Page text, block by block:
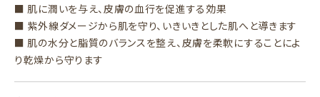
■ 肌に潤いを与え、皮膚の血行を促進する効果
■ 紫外線ダメージから肌を守り、いきいきとした肌へと導きます
■ 肌の水分と脂質のバランスを整え、皮膚を柔軟にすることによ
り乾燥から守ります